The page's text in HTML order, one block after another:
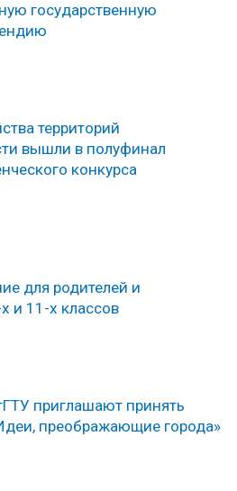
государственную
территорий
вышли в полуфинал
конкурса
для родителей и
и 11-х классов
приглашают принять
преображающие города»